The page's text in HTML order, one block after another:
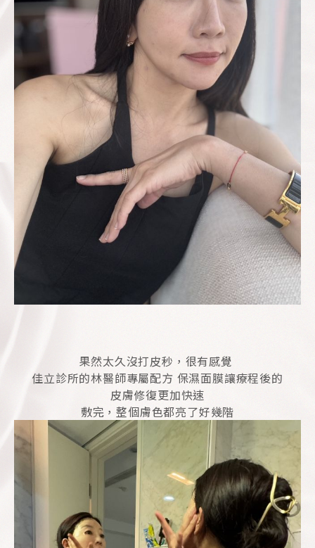
果然太久沒打皮秒，很有感覺
佳立診所的林醫師專屬配方 保濕面膜讓療程後的
皮膚修復更加快速
敷完，整個膚色都亮了好幾階